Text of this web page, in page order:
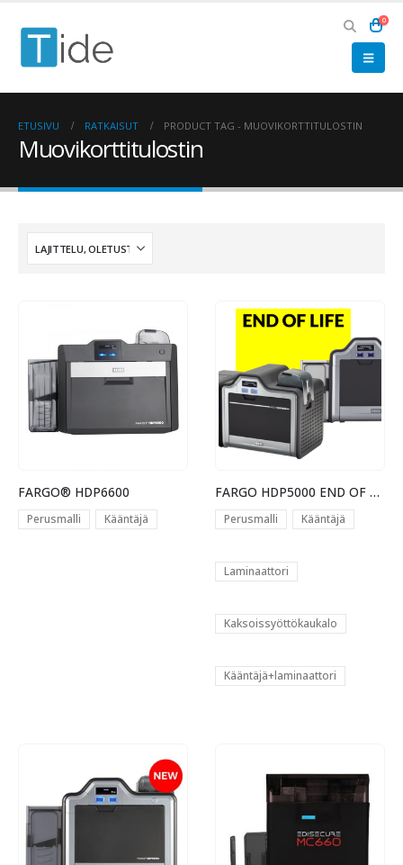
0
ETUSIVU RATKAISUT PRODUCT TAG - MUOVIKORTTITULOSTIN
Muovikorttitulostin
FARGO® HDP6600
Perusmalli Kääntäjä
FARGO HDP5000 END OF LIFE
Perusmalli Kääntäjä
Laminaattori
Kaksoissyöttökaukalo
Kääntäjä+laminaattori